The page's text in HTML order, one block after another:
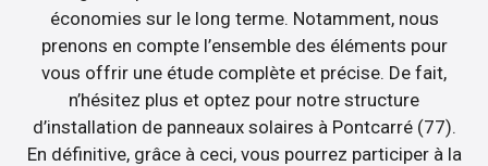
économies sur le long terme. Notamment, nous
prenons en compte l’ensemble des éléments pour
vous offrir une étude complète et précise. De fait,
n’hésitez plus et optez pour notre structure
d’installation de panneaux solaires à Pontcarré (77).
En définitive, grâce à ceci, vous pourrez participer à la